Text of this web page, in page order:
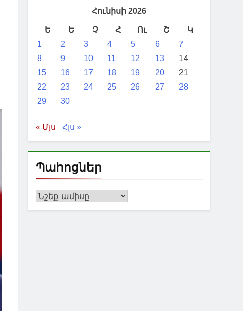
Հունիսի 2026
Ե Ե Չ Հ Ու Շ
Կ
1
2 3 4 5 6
7
8
9 10 11 12 13
14
15
16 17 18 19 20
21
22
23 24 25 26 27
28
29
30
« Մյս Հլս »
Պահոցներ
Պահոցներ